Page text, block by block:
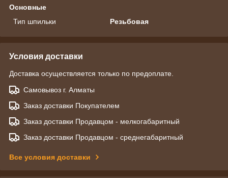
Основные
Тип шпильки
Резьбовая
Условия доставки
Доставка осуществляется только по предоплате.
Самовывоз г. Алматы
Заказ доставки Покупателем
Заказ доставки Продавцом - мелкогабаритный
Заказ доставки Продавцом - среднегабаритный
Все условия доставки